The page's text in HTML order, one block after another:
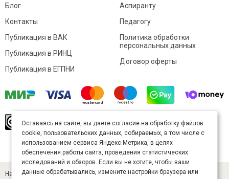
Блог
Контакты
Аспиранту
Педагогу
Публикация в ВАК
Публикация в РИНЦ
Публикация в ЕГПНИ
Политика обработки
персональных данных
Договор оферты
произведение доступно полицензии Creative
Commons «Attribution» («Атрибуция») 4.0
Непортированная.
Карта сайта
Научный журнал «Студенческий» (ISSN 2541-9412). Издатель — ООО
Оставаясь на сайте, вы даете согласие на обработку файлов
cookie, пользовательских данных, собираемых, в том числе с
использованием сервиса Яндекс.Метрика, в целях
обеспечения работы сайта, проведения статистических
исследований и обзоров. Если вы не хотите, чтобы ваши
данные обрабатывались, измените настройки браузера или